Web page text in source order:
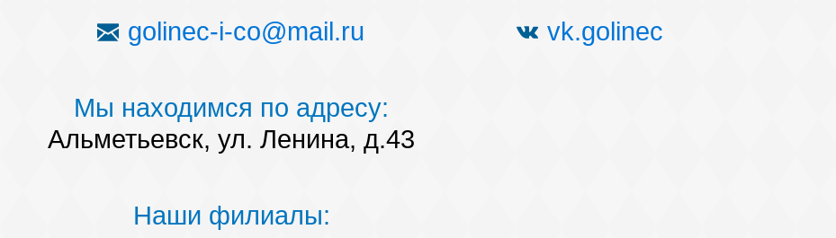
golinec-i-co@mail.ru vk.golinec
Мы находимся по адресу:
Альметьевск, ул. Ленина, д.43
Наши филиалы: